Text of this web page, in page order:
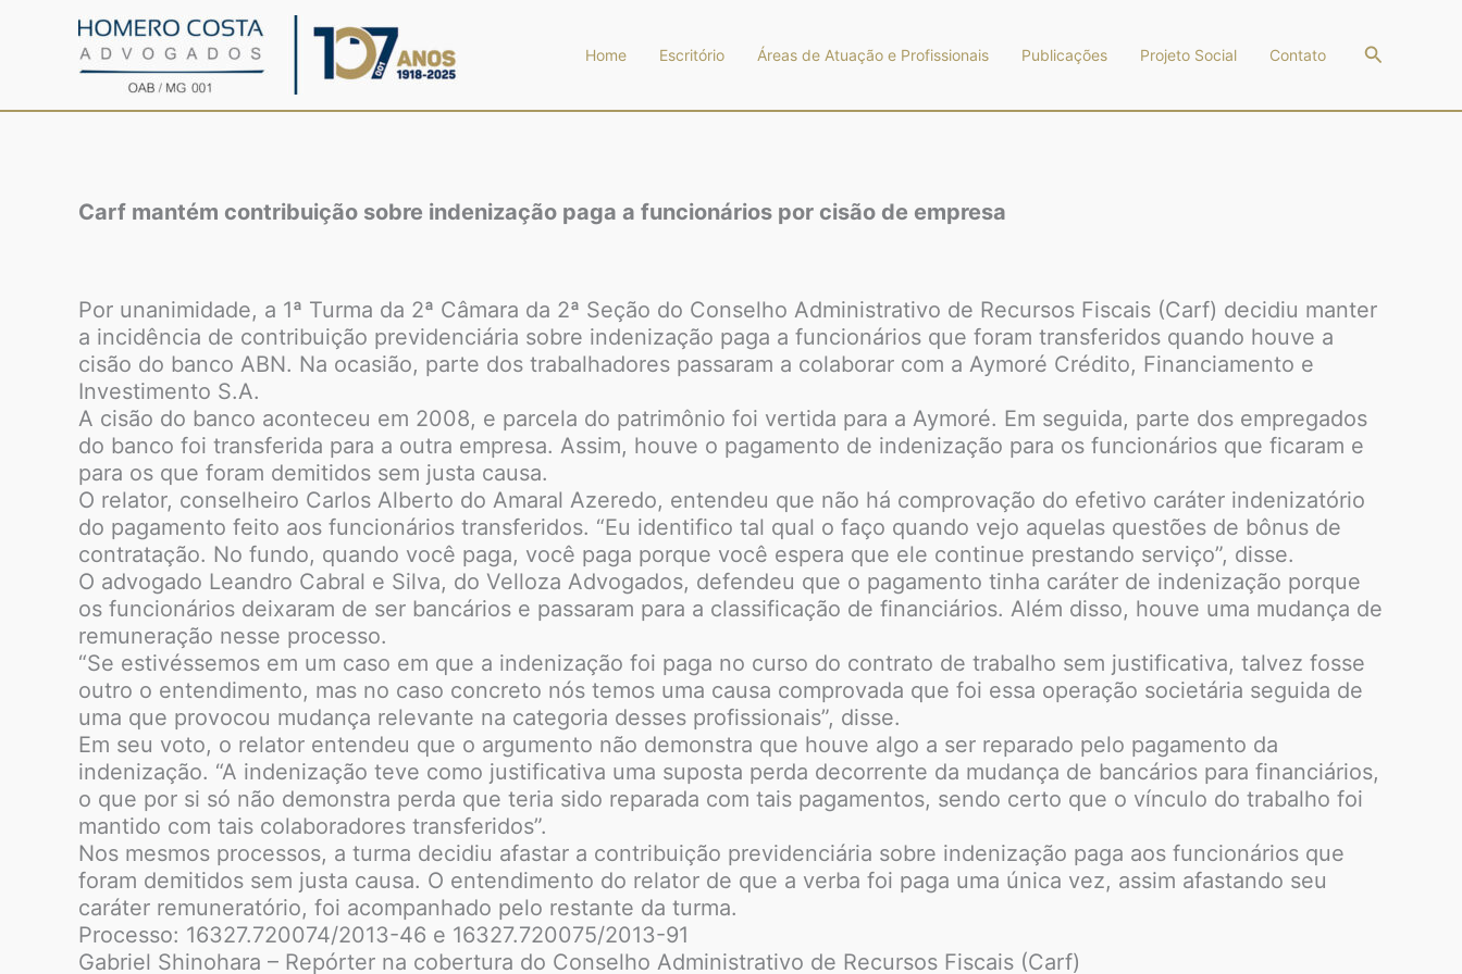
Home Escritório Áreas de Atuação e Profissionais Publicações Projeto Social Contato Pesquisar
Carf mantém contribuição sobre indenização paga a funcionários por cisão de empresa
Por unanimidade, a 1ª Turma da 2ª Câmara da 2ª Seção do Conselho Administrativo de Recursos Fiscais (Carf) decidiu manter
a incidência de contribuição previdenciária sobre indenização paga a funcionários que foram transferidos quando houve a
cisão do banco ABN. Na ocasião, parte dos trabalhadores passaram a colaborar com a Aymoré Crédito, Financiamento e
Investimento S.A.
A cisão do banco aconteceu em 2008, e parcela do patrimônio foi vertida para a Aymoré. Em seguida, parte dos empregados
do banco foi transferida para a outra empresa. Assim, houve o pagamento de indenização para os funcionários que ficaram e
para os que foram demitidos sem justa causa.
O relator, conselheiro Carlos Alberto do Amaral Azeredo, entendeu que não há comprovação do efetivo caráter indenizatório
do pagamento feito aos funcionários transferidos. “Eu identifico tal qual o faço quando vejo aquelas questões de bônus de
contratação. No fundo, quando você paga, você paga porque você espera que ele continue prestando serviço”, disse.
O advogado Leandro Cabral e Silva, do Velloza Advogados, defendeu que o pagamento tinha caráter de indenização porque
os funcionários deixaram de ser bancários e passaram para a classificação de financiários. Além disso, houve uma mudança de
remuneração nesse processo.
“Se estivéssemos em um caso em que a indenização foi paga no curso do contrato de trabalho sem justificativa, talvez fosse
outro o entendimento, mas no caso concreto nós temos uma causa comprovada que foi essa operação societária seguida de
uma que provocou mudança relevante na categoria desses profissionais”, disse.
Em seu voto, o relator entendeu que o argumento não demonstra que houve algo a ser reparado pelo pagamento da
indenização. “A indenização teve como justificativa uma suposta perda decorrente da mudança de bancários para financiários,
o que por si só não demonstra perda que teria sido reparada com tais pagamentos, sendo certo que o vínculo do trabalho foi
mantido com tais colaboradores transferidos”.
Nos mesmos processos, a turma decidiu afastar a contribuição previdenciária sobre indenização paga aos funcionários que
foram demitidos sem justa causa. O entendimento do relator de que a verba foi paga uma única vez, assim afastando seu
caráter remuneratório, foi acompanhado pelo restante da turma.
Processo: 16327.720074/2013-46 e 16327.720075/2013-91
Gabriel Shinohara – Repórter na cobertura do Conselho Administrativo de Recursos Fiscais (Carf)